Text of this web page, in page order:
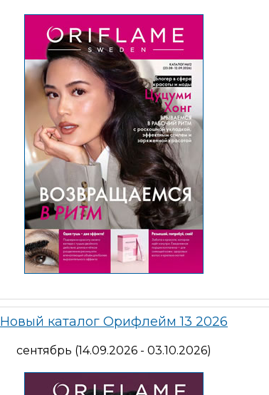
Новый каталог Орифлейм 13 2026
сентябрь (14.09.2026 - 03.10.2026)